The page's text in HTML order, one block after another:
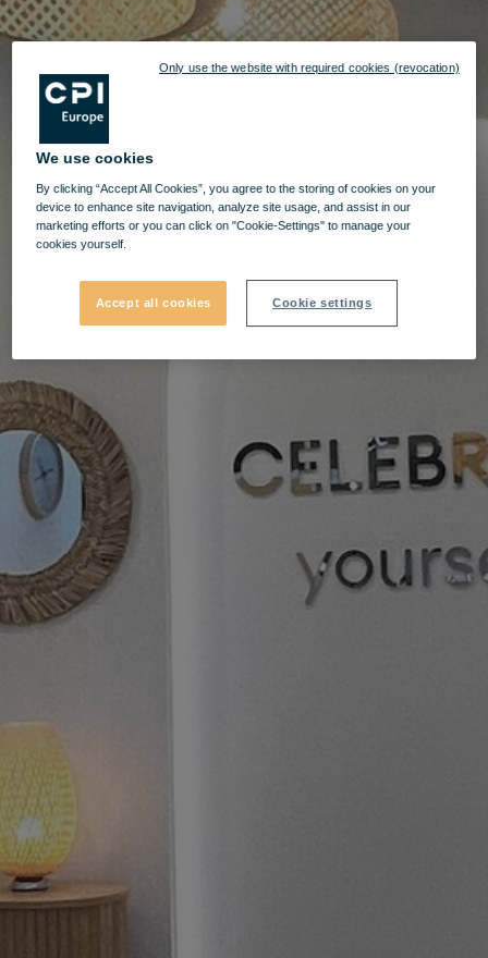
We use cookies
By clicking “Accept All Cookies”, you agree to the storing of cookies on your
device to enhance site navigation, analyze site usage, and assist in our
marketing efforts or you can click on "Cookie-Settings" to manage your
cookies yourself.
Accept all cookies Cookie settings
Only use the website with required cookies (revocation)